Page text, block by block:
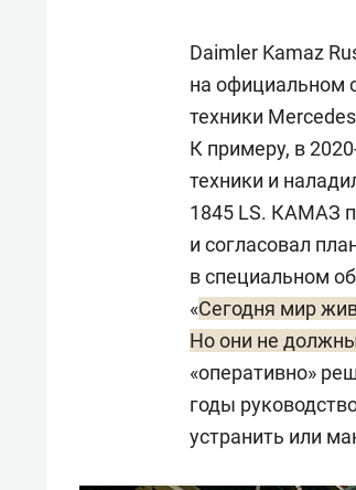
Daimler Kamaz
на официальном
техники
К примеру, в
техники и
1845 LS. КАМАЗ
и согласовал
в специальном
«Сегодня мир
Но они не
«оперативно»
годы
устранить или